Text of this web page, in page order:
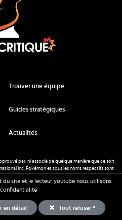
Trouver une équipe
Guides stratégiques
Actualités
par, ni associé de quelque manière que ce soit
Inc. Pokémon et tous les noms respectifs sont
déposées. © de Nintendo 1996-2026.
droits réservés - Coup Critique
site et le lecteur youtube nous utilisons
en détail Tout refuser *